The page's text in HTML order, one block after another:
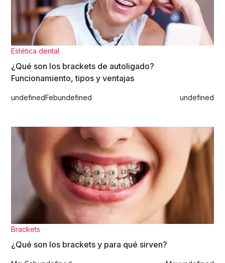
Estética dental
¿Qué son los brackets de autoligado?
Funcionamiento, tipos y ventajas
undefinedFebundefined undefined
Brackets
¿Qué son los brackets y para qué sirven?